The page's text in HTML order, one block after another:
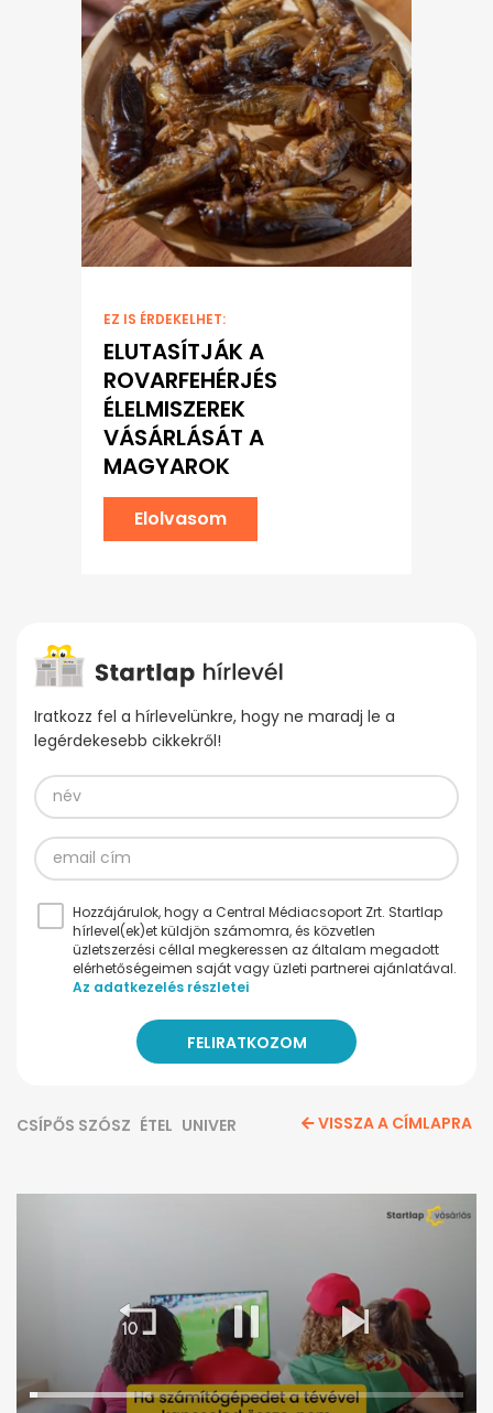
EZ IS ÉRDEKELHET:
ELUTASÍTJÁK A
ROVARFEHÉRJÉS
ÉLELMISZEREK
VÁSÁRLÁSÁT A
MAGYAROK
Elolvasom
Iratkozz fel a hírlevelünkre, hogy ne maradj le a
legérdekesebb cikkekről!
Hozzájárulok, hogy a Central Médiacsoport Zrt. Startlap
hírlevel(ek)et küldjön számomra, és közvetlen
üzletszerzési céllal megkeressen az általam megadott
elérhetőségeimen saját vagy üzleti partnerei ajánlatával.
Az adatkezelés részletei
CSÍPŐS SZÓSZ ÉTEL UNIVER VISSZA A CÍMLAPRA